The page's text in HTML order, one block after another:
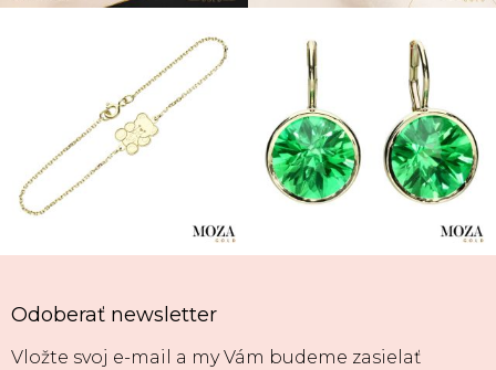
Odoberať newsletter
Vložte svoj e-mail a my Vám budeme zasielať